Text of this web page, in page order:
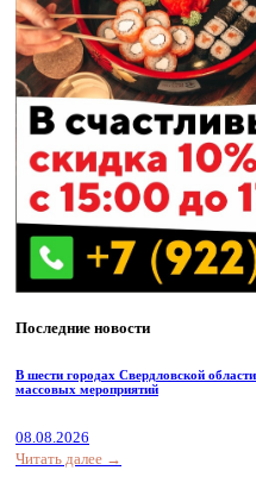
Последние новости
В шести городах Свердловской
массовых мероприятий
08.08.2026
Читать далее →